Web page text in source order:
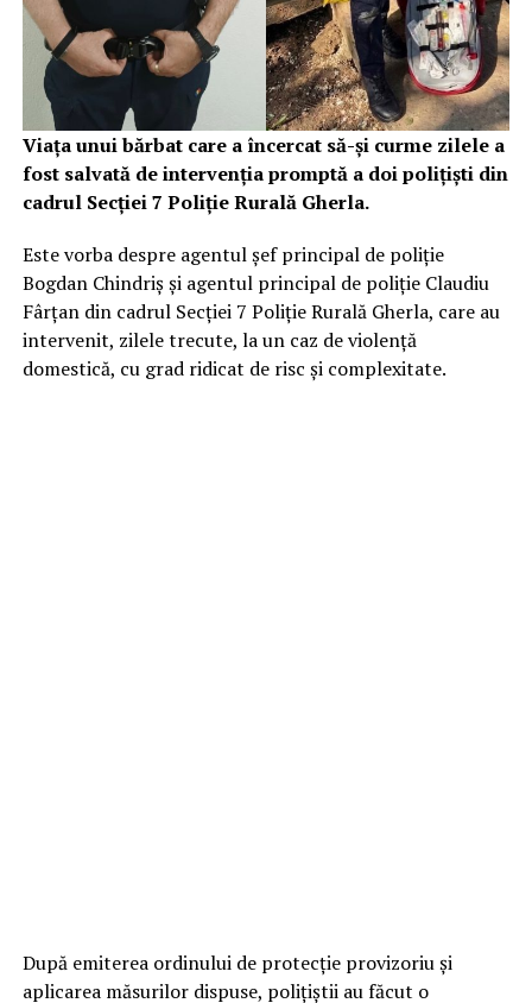
Viața unui bărbat care a încercat să-și curme zilele a
fost salvată de intervenția promptă a doi polițiști din
cadrul Secției 7 Poliție Rurală Gherla.
Este vorba despre agentul șef principal de poliție
Bogdan Chindriș și agentul principal de poliție Claudiu
Fârțan din cadrul Secției 7 Poliție Rurală Gherla, care au
intervenit, zilele trecute, la un caz de violență
domestică, cu grad ridicat de risc și complexitate.
După emiterea ordinului de protecție provizoriu și
aplicarea măsurilor dispuse, polițiștii au făcut o